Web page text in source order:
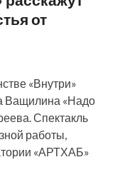
от
«Внутри»
Ващилина «Надо
Спектакль
работы,
«АРТХАБ»